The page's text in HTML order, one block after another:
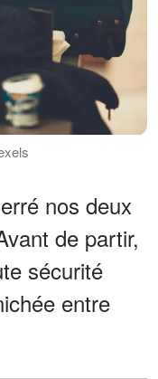
nos deux
de partir,
sécurité
entre